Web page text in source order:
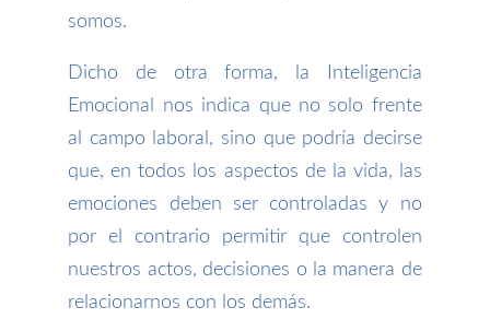
somos.
Dicho de otra forma, la Inteligencia
Emocional nos indica que no solo frente
al campo laboral, sino que podría decirse
que, en todos los aspectos de la vida, las
emociones deben ser controladas y no
por el contrario permitir que controlen
nuestros actos, decisiones o la manera de
relacionarnos con los demás.